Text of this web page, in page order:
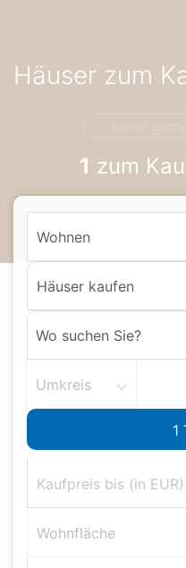
zur
Navigation
Häuser zum
1 zum
Wohnen
Häuser kaufen
Umkreis
Wohnfläche